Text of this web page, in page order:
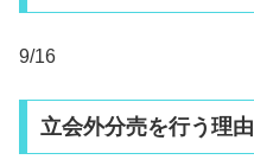
9/16
立会外分売を行う理由